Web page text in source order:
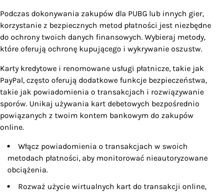
Podczas dokonywania zakupów dla PUBG lub innych gier,
korzystanie z bezpiecznych metod płatności jest niezbędne
do ochrony twoich danych finansowych. Wybieraj metody,
które oferują ochronę kupującego i wykrywanie oszustw.
Karty kredytowe i renomowane usługi płatnicze, takie jak
PayPal, często oferują dodatkowe funkcje bezpieczeństwa,
takie jak powiadomienia o transakcjach i rozwiązywanie
sporów. Unikaj używania kart debetowych bezpośrednio
powiązanych z twoim kontem bankowym do zakupów
online.
Włącz powiadomienia o transakcjach w swoich
metodach płatności, aby monitorować nieautoryzowane
obciążenia.
Rozważ użycie wirtualnych kart do transakcji online,